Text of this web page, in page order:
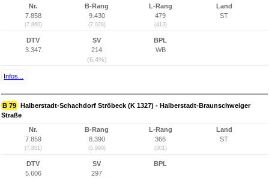
Nr.
7.858
(7.860)
B-Rang
9.430
(7.028)
L-Rang
479
(413)
Land
ST
DTV
3.347
SV
214
(6,4%)
BPL
WB
Infos...
B 79 Halberstadt-Schachdorf Ströbeck (K 1327) - Halberstadt-Braunschweiger
Straße
Nr.
7.859
(7.861)
B-Rang
8.390
(5.990)
L-Rang
366
(301)
Land
ST
DTV
5.606
SV
297
BPL